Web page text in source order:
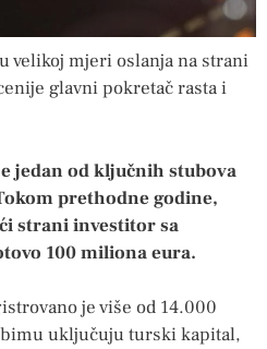
velikoj mjeri oslanja na strani
glavni pokretač rasta i
jedan od ključnih stubova
prethodne godine,
strani investitor sa
100 miliona eura.
je više od 14.000
uključuju turski kapital,